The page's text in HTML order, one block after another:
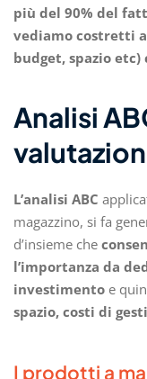
più del 90% del
vediamo costretti
budget, spazio
Analisi
L’analisi ABC
magazzino, si fa
d’insieme che
l’importanza da
investimento e
spazio, costi di
I prodotti a